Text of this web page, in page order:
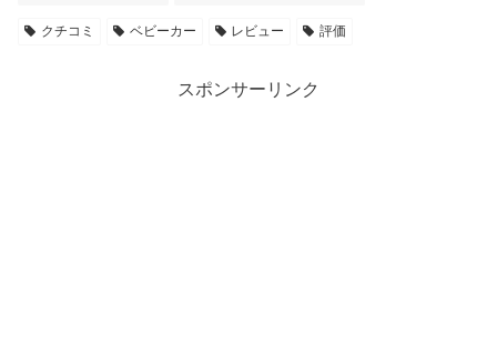
クチコミ ベビーカー レビュー 評価
スポンサーリンク